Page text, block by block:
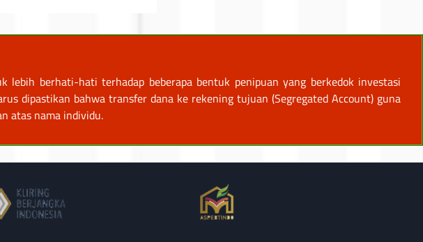
lebih berhati-hati terhadap beberapa bentuk penipuan yang berkedok investasi
dipastikan bahwa transfer dana ke rekening tujuan (Segregated Account) guna
atas nama individu.